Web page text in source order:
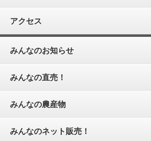
アクセス
みんなのお知らせ
みんなの直売！
みんなの農産物
みんなのネット販売！